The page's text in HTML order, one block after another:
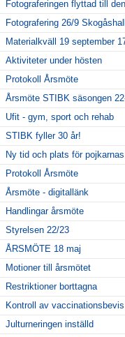
Fotograferingen flyttad till
Fotografering 26/9
Materialkväll 19 september
Aktiviteter under hösten
Protokoll Årsmöte
Årsmöte STIBK säsongen
Ufit - gym, sport och rehab
STIBK fyller 30 år!
Ny tid och plats för
Protokoll Årsmöte
Årsmöte - digitallänk
Handlingar årsmöte
Styrelsen 22/23
ÅRSMÖTE 18 maj
Motioner till årsmötet
Restriktioner borttagna
Kontroll av vaccinationsbevis
Julturneringen inställd